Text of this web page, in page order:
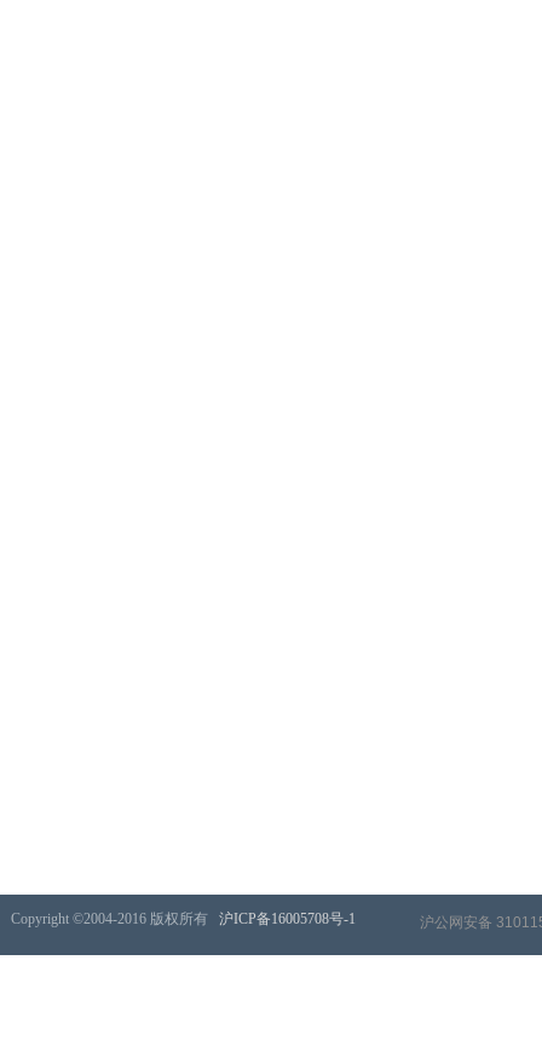
​Copyright ©2004-2016 版权所有 沪ICP备16005708号-1 沪公网安备